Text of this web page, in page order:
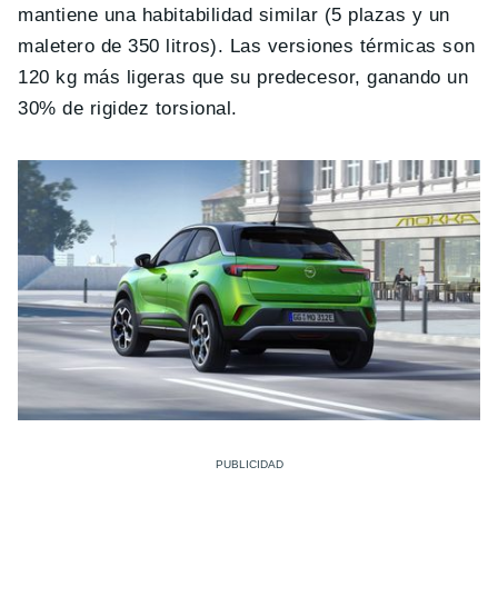
mantiene una habitabilidad similar (5 plazas y un
maletero de 350 litros). Las versiones térmicas son
120 kg más ligeras que su predecesor, ganando un
30% de rigidez torsional.